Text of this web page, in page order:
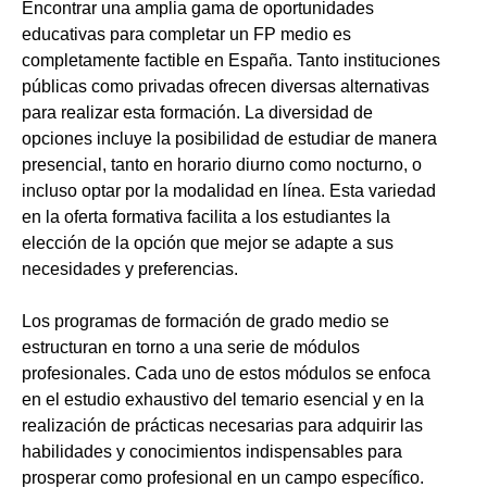
Encontrar una amplia gama de oportunidades
educativas para completar un FP medio es
completamente factible en España. Tanto instituciones
públicas como privadas ofrecen diversas alternativas
para realizar esta formación. La diversidad de
opciones incluye la posibilidad de estudiar de manera
presencial, tanto en horario diurno como nocturno, o
incluso optar por la modalidad en línea. Esta variedad
en la oferta formativa facilita a los estudiantes la
elección de la opción que mejor se adapte a sus
necesidades y preferencias.
Los programas de formación de grado medio se
estructuran en torno a una serie de módulos
profesionales. Cada uno de estos módulos se enfoca
en el estudio exhaustivo del temario esencial y en la
realización de prácticas necesarias para adquirir las
habilidades y conocimientos indispensables para
prosperar como profesional en un campo específico.